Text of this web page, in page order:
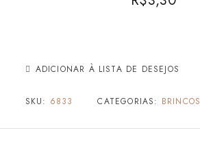
ADICIONAR À LISTA DE DESEJOS
SKU: 6833 CATEGORIAS: BRINCOS